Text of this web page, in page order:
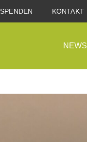
SPENDEN KONTAKT
NEWS